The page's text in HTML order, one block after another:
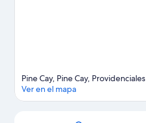
Pine Cay, Pine Cay, Providenciales
Ver en el mapa